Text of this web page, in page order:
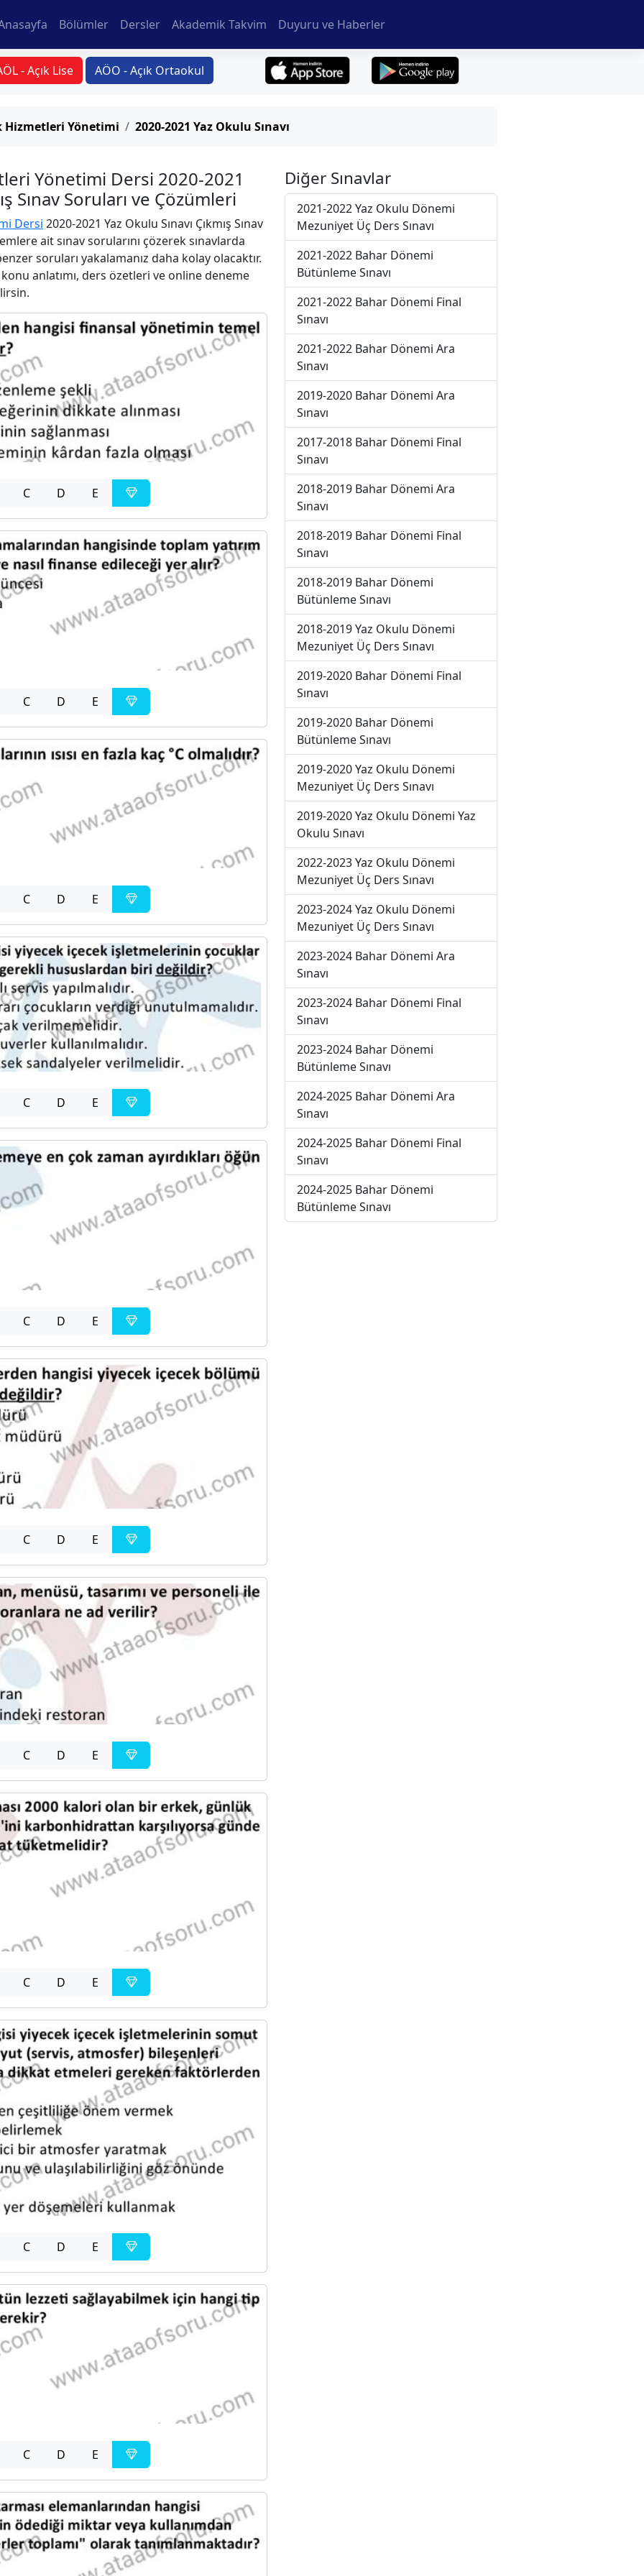
Bölümler Dersler Akademik Takvim Duyuru ve Haberler
- Açık Lise AÖO - Açık Ortaokul
Hizmetleri Yönetimi 2020-2021 Yaz Okulu Sınavı
Yönetimi Dersi 2020-2021
Sınav Soruları ve Çözümleri
Dersi 2020-2021 Yaz Okulu Sınavı Çıkmış Sınav
ait sınav sorularını çözerek sınavlarda
soruları yakalamanız daha kolay olacaktır.
konu anlatımı, ders özetleri ve online deneme
C D E
C D E
C D E
C D E
C D E
C D E
C D E
C D E
C D E
C D E
Diğer Sınavlar
2021-2022 Yaz Okulu Dönemi
Mezuniyet Üç Ders Sınavı
2021-2022 Bahar Dönemi
Bütünleme Sınavı
2021-2022 Bahar Dönemi Final
Sınavı
2021-2022 Bahar Dönemi Ara
Sınavı
2019-2020 Bahar Dönemi Ara
Sınavı
2017-2018 Bahar Dönemi Final
Sınavı
2018-2019 Bahar Dönemi Ara
Sınavı
2018-2019 Bahar Dönemi Final
Sınavı
2018-2019 Bahar Dönemi
Bütünleme Sınavı
2018-2019 Yaz Okulu Dönemi
Mezuniyet Üç Ders Sınavı
2019-2020 Bahar Dönemi Final
Sınavı
2019-2020 Bahar Dönemi
Bütünleme Sınavı
2019-2020 Yaz Okulu Dönemi
Mezuniyet Üç Ders Sınavı
2019-2020 Yaz Okulu Dönemi Yaz
Okulu Sınavı
2022-2023 Yaz Okulu Dönemi
Mezuniyet Üç Ders Sınavı
2023-2024 Yaz Okulu Dönemi
Mezuniyet Üç Ders Sınavı
2023-2024 Bahar Dönemi Ara
Sınavı
2023-2024 Bahar Dönemi Final
Sınavı
2023-2024 Bahar Dönemi
Bütünleme Sınavı
2024-2025 Bahar Dönemi Ara
Sınavı
2024-2025 Bahar Dönemi Final
Sınavı
2024-2025 Bahar Dönemi
Bütünleme Sınavı